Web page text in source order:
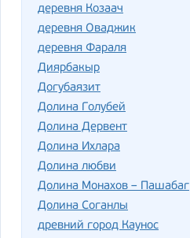
деревня Козаач
деревня Оваджик
деревня Фараля
Диярбакыр
Догубаязит
Долина Голубей
Долина Дервент
Долина Ихлара
Долина любви
Долина Монахов – Пашабаг
Долина Соганлы
древний город Каунос